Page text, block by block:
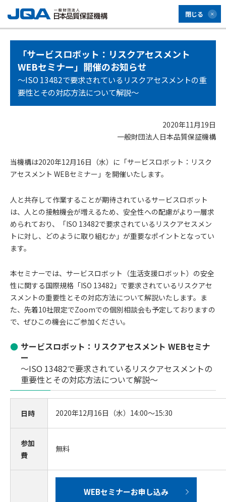
閉じる
「サービスロボット：リスクアセスメント
WEBセミナー」開催のお知らせ
～ISO 13482で要求されているリスクアセスメントの重
要性とその対応方法について解説～
2020年11月19日
一般財団法人日本品質保証機構
当機構は2020年12月16日（水）に「サービスロボット：リスク
アセスメント WEBセミナー」を開催いたします。
人と共存して作業することが期待されているサービスロボット
は、人との接触機会が増えるため、安全性への配慮がより一層求
められており、「ISO 13482で要求されているリスクアセスメン
トに対し、どのように取り組むか」が重要なポイントとなってい
ます。
本セミナーでは、サービスロボット（生活支援ロボット）の安全
性に関する国際規格「ISO 13482」で要求されているリスクアセ
スメントの重要性とその対応方法について解説いたします。ま
た、先着10社限定でZoomでの個別相談会も予定しておりますの
で、ぜひこの機会にご参加ください。
サービスロボット：リスクアセスメント WEBセミナ
ー
～ISO 13482で要求されているリスクアセスメントの
重要性とその対応方法について解説～
日時 2020年12月16日（水）14:00～15:30
参加
費
無料
WEBセミナーお申し込み